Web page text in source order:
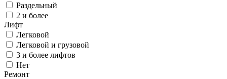
Раздельный
2 и более
Лифт
Легковой
Легковой и грузовой
3 и более лифтов
Нет
Ремонт